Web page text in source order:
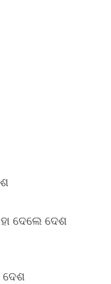
ଦେଲେ ଦେଶ
ଦେଶ